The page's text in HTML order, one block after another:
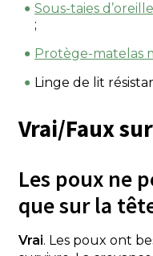
Sous-taies
;
Protège-matelas
Linge de lit
Vrai/Faux sur
Les poux ne
que sur la
Vrai. Les poux ont